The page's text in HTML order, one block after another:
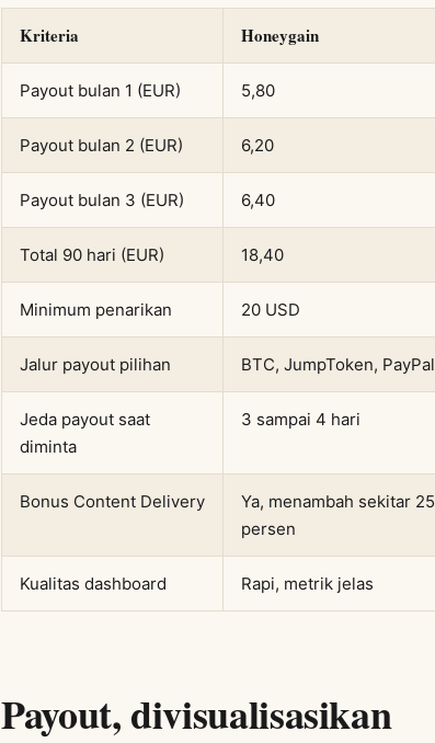
Kriteria Honeygain
Payout bulan 1 (EUR) 5,80
Payout bulan 2 (EUR) 6,20
Payout bulan 3 (EUR) 6,40
Total 90 hari (EUR) 18,40
Minimum penarikan 20 USD
Jalur payout pilihan BTC, JumpToken, PayPal
Jeda payout saat
diminta
3 sampai 4 hari
Bonus Content Delivery
Ya, menambah sekitar 25
persen
Kualitas dashboard Rapi, metrik jelas
Payout, divisualisasikan